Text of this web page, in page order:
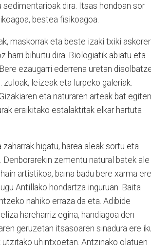
sedimentarioak dira. Itsas hondoan sor
bestea fisikoagoa.
maskorrak eta beste izaki txiki
harri bihurtu dira. Biologiatik abiatu eta
ezaugarri ederrena uretan
leizeak eta lurpeko galeriak.
eta naturaren arteak bat egiten
eraikitako estalaktitak elkar hartuta
higatu, harea aleak sortu eta
zementu natural batek ale
artistikoa, baina badu bere xarma
Antillako hondartza inguruan. Baita
nahiko erraza da eta. Adibide
hareharriz egina, handiagoa den
geruzetan itsasoaren sinadura ere
uhintxoetan. Antzinako olatuen